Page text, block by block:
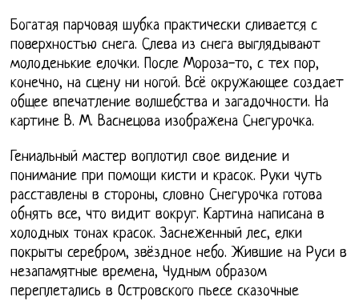
Богатая парчовая шубка практически сливается с
поверхностью снега. Слева из снега выглядывают
молоденькие елочки. После Мороза-то, с тех пор,
конечно, на сцену ни ногой. Всё окружающее создает
общее впечатление волшебства и загадочности. На
картине В. М. Васнецова изображена Снегурочка.
Гениальный мастер воплотил свое видение и
понимание при помощи кисти и красок. Руки чуть
расставлены в стороны, словно Снегурочка готова
обнять все, что видит вокруг. Картина написана в
холодных тонах красок. Заснеженный лес, елки
покрыты серебром, звёздное небо. Жившие на Руси в
незапамятные времена, Чудным образом
переплетались в Островского пьесе сказочные